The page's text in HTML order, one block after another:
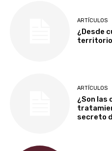
ARTÍCULOS
¿Desde
ARTÍCULOS
¿Son las
secreto